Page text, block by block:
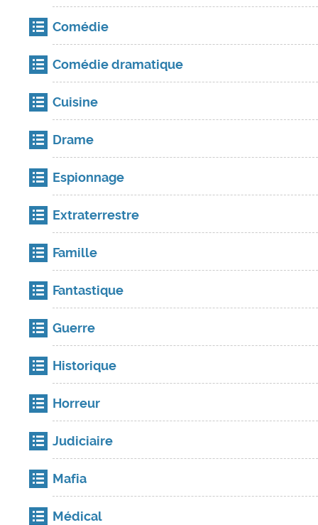
Comédie
Comédie dramatique
Cuisine
Drame
Espionnage
Extraterrestre
Famille
Fantastique
Guerre
Historique
Horreur
Judiciaire
Mafia
Médical